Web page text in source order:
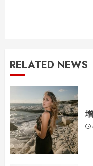
RELATED NEWS